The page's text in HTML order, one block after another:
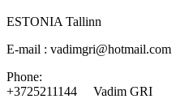
ESTONIA Tallinn
E-mail : vadimgri@hotmail.com
Phone:
+3725211144 Vadim GRI